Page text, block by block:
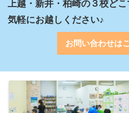
上越・新井・柏崎の３校ど
気軽にお越しください♪
お問い合わせは